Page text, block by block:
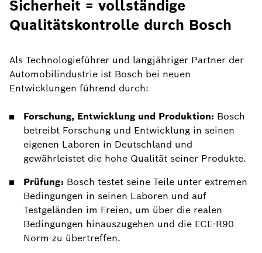
Sicherheit = vollständige
Qualitätskontrolle durch Bosch
Als Technologieführer und langjähriger Partner der
Automobilindustrie ist Bosch bei neuen
Entwicklungen führend durch:
Forschung, Entwicklung und Produktion: Bosch
betreibt Forschung und Entwicklung in seinen
eigenen Laboren in Deutschland und
gewährleistet die hohe Qualität seiner Produkte.
Prüfung: Bosch testet seine Teile unter extremen
Bedingungen in seinen Laboren und auf
Testgeländen im Freien, um über die realen
Bedingungen hinauszugehen und die ECE-R90
Norm zu übertreffen.